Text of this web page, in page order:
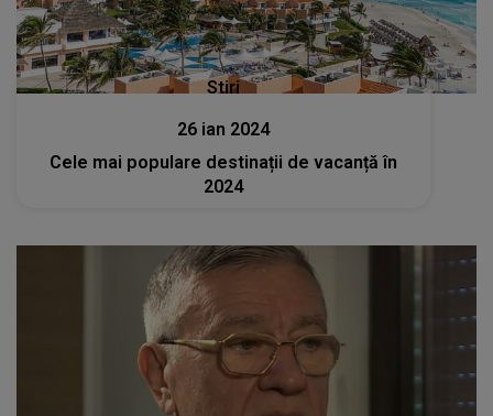
Stiri
26 ian 2024
Cele mai populare destinații de vacanță în
2024